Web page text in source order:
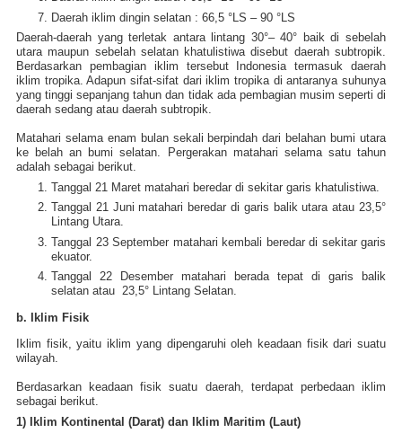
Daerah iklim dingin selatan : 66,5 °LS – 90 °LS
Daerah-daerah yang terletak antara lintang 30°– 40° baik di sebelah
utara maupun sebelah selatan khatulistiwa disebut daerah subtropik.
Berdasarkan pembagian iklim tersebut Indonesia termasuk daerah
iklim tropika. Adapun sifat-sifat dari iklim tropika di antaranya suhunya
yang tinggi sepanjang tahun dan tidak ada pembagian musim seperti di
daerah sedang atau daerah subtropik.
Matahari selama enam bulan sekali berpindah dari belahan bumi utara
ke belah an bumi selatan. Pergerakan matahari selama satu tahun
adalah sebagai berikut.
Tanggal 21 Maret matahari beredar di sekitar garis khatulistiwa.
Tanggal 21 Juni matahari beredar di garis balik utara atau 23,5°
Lintang Utara.
Tanggal 23 September matahari kembali beredar di sekitar garis
ekuator.
Tanggal 22 Desember matahari berada tepat di garis balik
selatan atau 23,5° Lintang Selatan.
b. Iklim Fisik
Iklim fisik, yaitu iklim yang dipengaruhi oleh keadaan fisik dari suatu
wilayah.
Berdasarkan keadaan fisik suatu daerah, terdapat perbedaan iklim
sebagai berikut.
1) Iklim Kontinental (Darat) dan Iklim Maritim (Laut)